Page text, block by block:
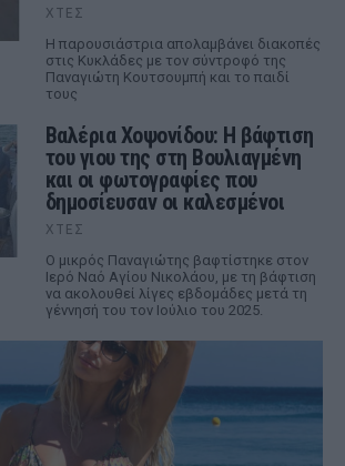
ΧΤΕΣ
Η παρουσιάστρια απολαμβάνει διακοπές
στις Κυκλάδες με τον σύντροφό της
Παναγιώτη Κουτσουμπή και το παιδί
τους
Βαλέρια Χοψονίδου: Η βάφτιση
του γιου της στη Βουλιαγμένη
και οι φωτογραφίες που
δημοσίευσαν οι καλεσμένοι
ΧΤΕΣ
Ο μικρός Παναγιώτης βαφτίστηκε στον
Ιερό Ναό Αγίου Νικολάου, με τη βάφτιση
να ακολουθεί λίγες εβδομάδες μετά τη
γέννησή του τον Ιούλιο του 2025.